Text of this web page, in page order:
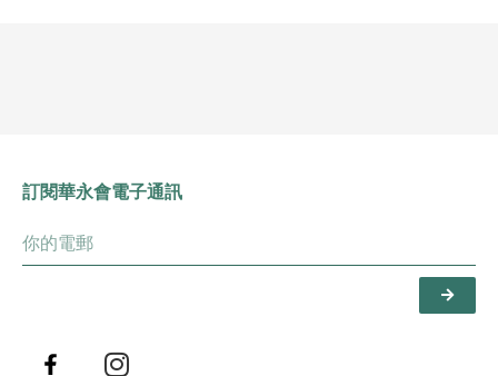
訂閱華永會電子通訊